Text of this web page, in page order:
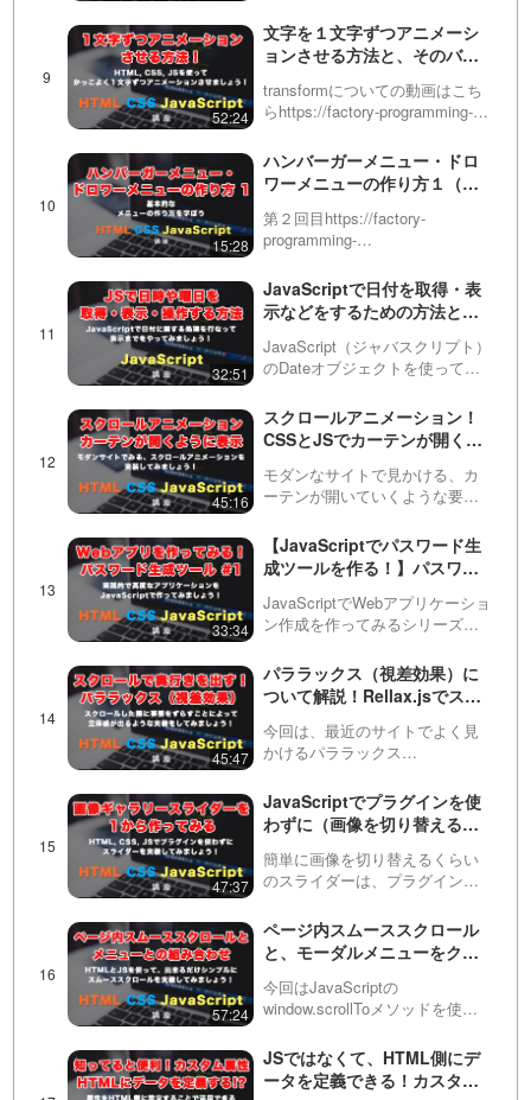
しないといけない場面があると
思いますが、今回はユーザーに
待たせているのを感じさせにく
いローディン…
52:24
文字を１文字ずつアニメーシ
ョンさせる方法と、そのバリ
かっこいいCSSアニメーショ
ンを実装できるようになりま
transformについての動画はこち
らhttps://factory-programming-
文字ずつアニメーションで動か
す方法を紹介します。最近はア
ニメ…
15:28
ハンバーガーメニュー・ドロ
ワーメニューの作り方１（全
第２回目https://factory-
programming-
３回目https://factory-
programming-mv.com/vid…
32:51
JavaScriptで日付を取得・表
示などをするための方法とあ
をする方法
JavaScript（ジャバスクリプト）
のDateオブジェクトを使って、
表示してみましょう！基本が分
かったら、明日の今の日時を表
示したり、ある日付までのカウ
ントダウン日を…
45:16
スクロールアニメーション！
CSSとJSでカーテンが開くよ
モダンなサイトで見かける、カ
ーテンが開いていくような要素
解説しています。CSSと
JavaScriptをうまく組み合わせる
ことによって実現できますが、
少々難しい部分もあるの…
33:34
【JavaScriptでパスワード生
成ツールを作る！】パスワー
ってみましょう！ まずはファ
イルの作成や簡単なパスワー
JavaScriptでWebアプリケーショ
ン作成を作ってみるシリーズの
をおこないながら、実際にアプ
リケーションを作っていきま
す。実践的なツールを作ること
でJavaScri…
45:47
パララックス（視差効果）に
ついて解説！Rellax.jsでスク
かけて、奥行きのある演出を
してみましょう！
今回は、最近のサイトでよく見
かけるパララックス
法について解説しています。自
前で実装するのは難しいため、
Rellax.js（リラックス）という
jQuery（ジェイ…
47:37
JavaScriptでプラグインを使
わずに（画像を切り替える）
う！
簡単に画像を切り替えるくらい
のスライダーは、プラグインの
たほうが早く作れることがあり
ます。この動画ではHTML, CSS,
JavaScriptを使って１からギャラ
リーの…
57:24
ページ内スムーススクロール
と、モーダルメニューをクリ
じについて！
今回はJavaScriptの
window.scrollToメソッドを使っ
ススクロールを実装する方法を
紹介しています。単にヘッダー
のメニューにページ内リンクを
JSではなくて、HTML側にデ
ータを定義できる！カスタム